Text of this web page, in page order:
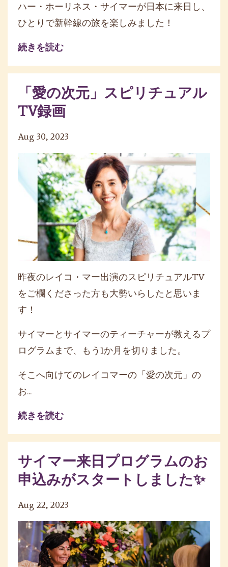
ハー・ホーリネス・サイマーが日本に来日し、
ひとりで新幹線の旅を楽しみました！
続きを読む
「愛の次元」スピリチュアル
TV録画
Aug 30, 2023
昨夜のレイコ・マー出演のスピリチュアルTV
をご欄くださった方も大勢いらしたと思いま
す！
サイマーとサイマーのティーチャーが教えるプ
ログラムまで、もう1か月を切りました。
そこへ向けてのレイコマーの「愛の次元」の
お...
続きを読む
サイマー来日プログラムのお
申込みがスタートしました✨
Aug 22, 2023